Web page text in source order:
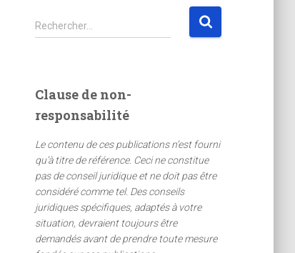
R
e
r
c
e
r
:
Rechercher…
Clause de non-
responsabilité
Le contenu de ces publications n’est fourni
qu’à titre de référence. Ceci ne constitue
pas de conseil juridique et ne doit pas être
considéré comme tel. Des conseils
juridiques spécifiques, adaptés à votre
situation, devraient toujours être
demandés avant de prendre toute mesure